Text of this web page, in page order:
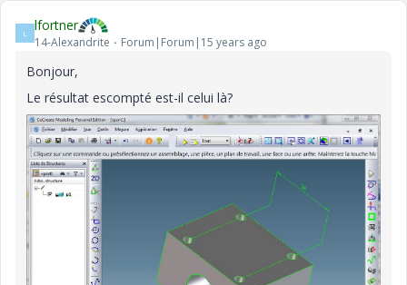
L lfortner
14-Alexandrite Forum|Forum|15 years ago
Bonjour,
Le résultat escompté est-il celui là?